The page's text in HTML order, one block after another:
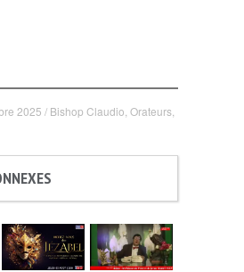
2025 / Bishop Claudio Orateurs